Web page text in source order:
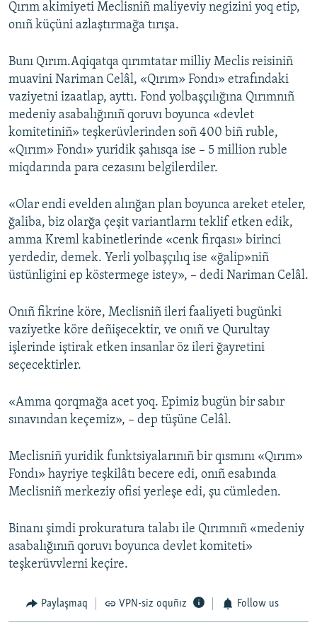
RFE/RS bütün saytları
Qırım akimiyeti Meclisniñ maliyeviy negizini yoq etip,
onıñ küçüni azlaştırmağa tırışa.
Bunı Qırım.Aqiqatqa qırımtatar milliy Meclis reisiniñ
muavini Nariman Celâl, «Qırım» Fondı» etrafındaki
vaziyetni izaatlap, ayttı. Fond yolbaşçılığına Qırımnıñ
medeniy asabalığınıñ qoruvı boyunca «devlet
komitetiniñ» teşkerüvlerinden soñ 400 biñ ruble,
«Qırım» Fondı» yuridik şahısqa ise – 5 million ruble
miqdarında para cezasını belgilerdiler.
«Olar endi evelden alınğan plan boyunca areket eteler,
ğaliba, biz olarğa çeşit variantlarnı teklif etken edik,
amma Kreml kabinetlerinde «cenk firqası» birinci
yerdedir, demek. Yerli yolbaşçılıq ise «ğalip»niñ
üstünligini ep köstermege istey», – dedi Nariman Celâl.
Onıñ fikrine köre, Meclisniñ ileri faaliyeti bugünki
vaziyetke köre deñişecektir, ve onıñ ve Qurultay
işlerinde iştirak etken insanlar öz ileri ğayretini
seçecektirler.
«Amma qorqmağa acet yoq. Epimiz bugün bir sabır
sınavından keçemiz», – dep tüşüne Celâl.
Meclisniñ yuridik funktsiyalarınıñ bir qısmını «Qırım»
Fondı» hayriye teşkilâtı becere edi, onıñ esabında
Meclisniñ merkeziy ofisi yerleşe edi, şu cümleden.
Binanı şimdi prokuratura talabı ile Qırımnıñ «medeniy
asabalığınıñ qoruvı boyunca devlet komiteti»
teşkerüvvlerni keçire.
Paylaşmaq VPN-siz oquñız Follow us